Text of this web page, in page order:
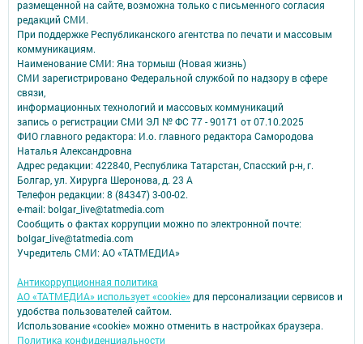
размещенной на сайте, возможна только с письменного согласия
редакций СМИ.
При поддержке Республиканского агентства по печати и массовым
коммуникациям.
Наименование СМИ: Яна тормыш (Новая жизнь)
СМИ зарегистрировано Федеральной службой по надзору в сфере
связи,
информационных технологий и массовых коммуникаций
запись о регистрации СМИ ЭЛ № ФС 77 - 90171 от 07.10.2025
ФИО главного редактора: И.о. главного редактора Самородова
Наталья Александровна
Адрес редакции: 422840, Республика Татарстан, Спасский р-н, г.
Болгар, ул. Хирурга Шеронова, д. 23 А
Телефон редакции: 8 (84347) 3-00-02.
e-mail: bolgar_live@tatmedia.com
Сообщить о фактах коррупции можно по электронной почте:
bolgar_live@tatmedia.com
Учредитель СМИ: АО «ТАТМЕДИА»
Антикоррупционная политика
АО «ТАТМЕДИА» использует «cookie»для персонализации сервисов и
удобства пользователей сайтом.
Использование «cookie» можно отменить в настройках браузера.
Политика конфиденциальности